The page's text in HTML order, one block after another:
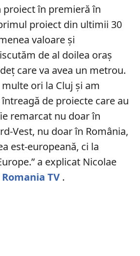
proiect în premieră în
proiect din ultimii 30
valoare și
de al doilea oraș
care va avea un metrou.
ori la Cluj și am
de proiecte care au
remarcat nu doar în
Vest, nu doar în România,
est-europeană, ci la
a explicat Nicolae
Romania TV.